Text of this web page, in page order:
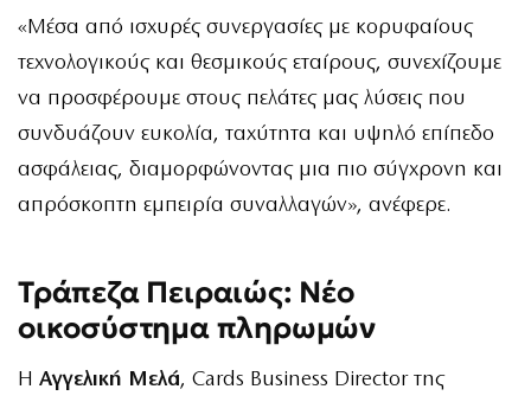
«Μέσα από ισχυρές συνεργασίες με κορυφαίους
τεχνολογικούς και θεσμικούς εταίρους, συνεχίζουμε
να προσφέρουμε στους πελάτες μας λύσεις που
συνδυάζουν ευκολία, ταχύτητα και υψηλό επίπεδο
ασφάλειας, διαμορφώνοντας μια πιο σύγχρονη και
απρόσκοπτη εμπειρία συναλλαγών», ανέφερε.
Τράπεζα Πειραιώς: Νέο
οικοσύστημα πληρωμών
Η Αγγελική Μελά, Cards Business Director της